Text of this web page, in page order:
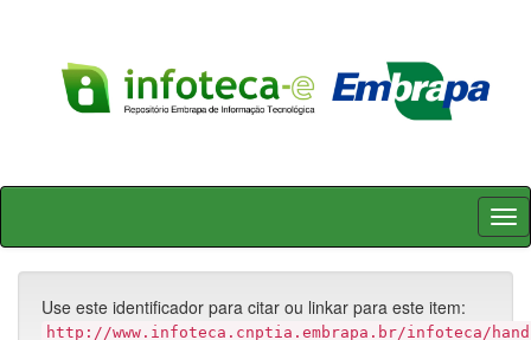
Skip
Use este identificador para citar ou linkar para este item:
http://www.infoteca.cnptia.embrapa.br/infoteca/